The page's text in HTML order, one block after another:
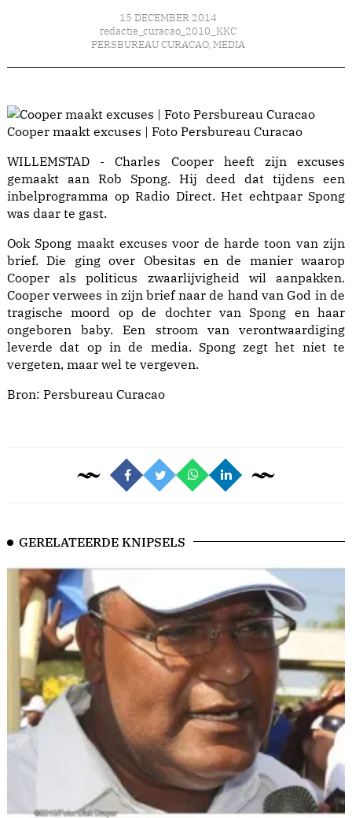
15 DECEMBER 2014
redactie_curacao_2010_KKC
PERSBUREAU CURACAO, MEDIA
Cooper maakt excuses | Foto Persbureau Curacao
WILLEMSTAD - Charles Cooper heeft zijn excuses
gemaakt aan Rob Spong. Hij deed dat tijdens een
inbelprogramma op Radio Direct. Het echtpaar Spong
was daar te gast.
Ook Spong maakt excuses voor de harde toon van zijn
brief. Die ging over Obesitas en de manier waarop
Cooper als politicus zwaarlijvigheid wil aanpakken.
Cooper verwees in zijn brief naar de hand van God in de
tragische moord op de dochter van Spong en haar
ongeboren baby. Een stroom van verontwaardiging
leverde dat op in de media. Spong zegt het niet te
vergeten, maar wel te vergeven.
Bron: Persbureau Curacao
GERELATEERDE KNIPSELS